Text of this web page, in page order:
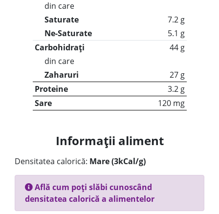
din care
Saturate
7.2 g
Ne-Saturate
5.1 g
Carbohidrați
44 g
din care
Zaharuri
27 g
Proteine
3.2 g
Sare
120 mg
Informații aliment
Densitatea calorică: Mare (3kCal/g)
Află cum poți slăbi cunoscând
densitatea calorică a alimentelor